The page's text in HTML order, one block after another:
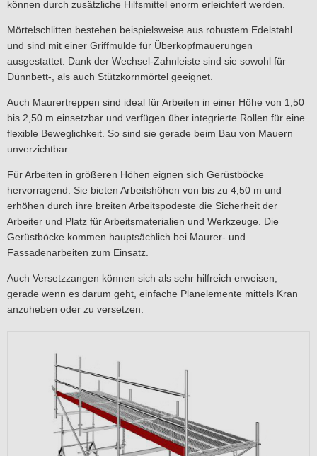
können durch zusätzliche Hilfsmittel enorm erleichtert werden.
Mörtelschlitten bestehen beispielsweise aus robustem Edelstahl
und sind mit einer Griffmulde für Überkopfmauerungen
ausgestattet. Dank der Wechsel-Zahnleiste sind sie sowohl für
Dünnbett-, als auch Stützkornmörtel geeignet.
Auch Maurertreppen sind ideal für Arbeiten in einer Höhe von 1,50
bis 2,50 m einsetzbar und verfügen über integrierte Rollen für eine
flexible Beweglichkeit. So sind sie gerade beim Bau von Mauern
unverzichtbar.
Für Arbeiten in größeren Höhen eignen sich Gerüstböcke
hervorragend. Sie bieten Arbeitshöhen von bis zu 4,50 m und
erhöhen durch ihre breiten Arbeitspodeste die Sicherheit der
Arbeiter und Platz für Arbeitsmaterialien und Werkzeuge. Die
Gerüstböcke kommen hauptsächlich bei Maurer- und
Fassadenarbeiten zum Einsatz.
Auch Versetzzangen können sich als sehr hilfreich erweisen,
gerade wenn es darum geht, einfache Planelemente mittels Kran
anzuheben oder zu versetzen.